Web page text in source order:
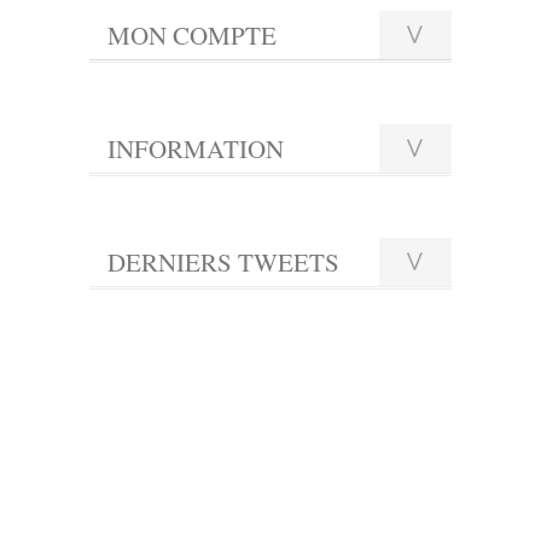
MON COMPTE
INFORMATION
DERNIERS TWEETS